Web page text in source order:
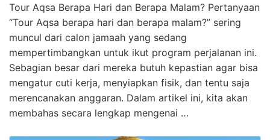
Tour Aqsa Berapa Hari dan Berapa Malam? Pertanyaan
“Tour Aqsa berapa hari dan berapa malam?” sering
muncul dari calon jamaah yang sedang
mempertimbangkan untuk ikut program perjalanan ini.
Sebagian besar dari mereka butuh kepastian agar bisa
mengatur cuti kerja, menyiapkan fisik, dan tentu saja
merencanakan anggaran. Dalam artikel ini, kita akan
membahas secara lengkap mengenai …